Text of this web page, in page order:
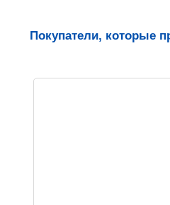
Покупатели, которые